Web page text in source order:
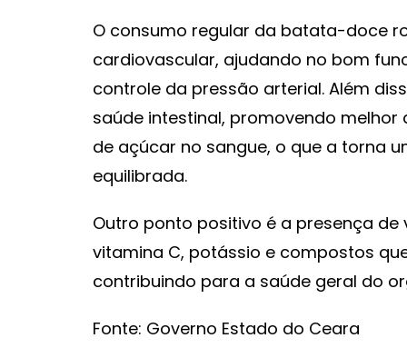
O consumo regular da batata-doce
cardiovascular, ajudando no bom
controle da pressão arterial. Além
saúde intestinal, promovendo
de açúcar no sangue, o que a torna
equilibrada.
Outro ponto positivo é a presença
vitamina C, potássio e compostos
contribuindo para a saúde geral do
Fonte: Governo Estado do Ceara